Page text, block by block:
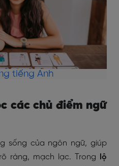
tiếng Anh
các chủ điểm ngữ
sống của ngôn ngữ, giúp
ràng, mạch lạc. Trong
lộ